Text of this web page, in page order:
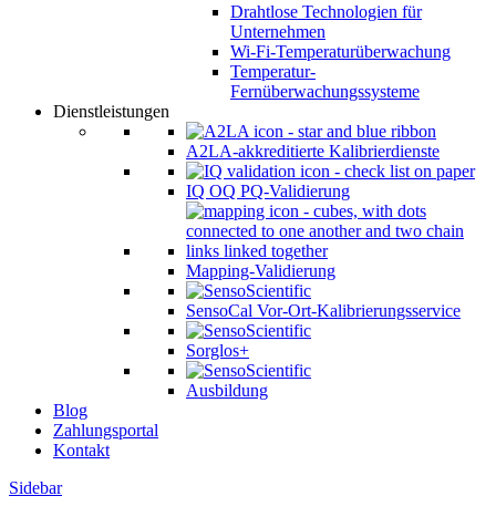
Drahtlose Technologien für
Unternehmen
Wi-Fi-Temperaturüberwachung
Temperatur-
Fernüberwachungssysteme
Dienstleistungen
A2LA-akkreditierte Kalibrierdienste
IQ OQ PQ-Validierung
Mapping-Validierung
SensoCal Vor-Ort-Kalibrierungsservice
Sorglos+
Ausbildung
Blog
Zahlungsportal
Kontakt
Sidebar